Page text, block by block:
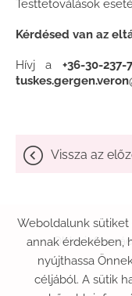
Testtetoválások
Kérdésed van az
Hívj a +36-30-237-
Vissza az
Oldal
Weboldalunk sütiket
annak érdekében,
nyújthassa
céljából. A sütik